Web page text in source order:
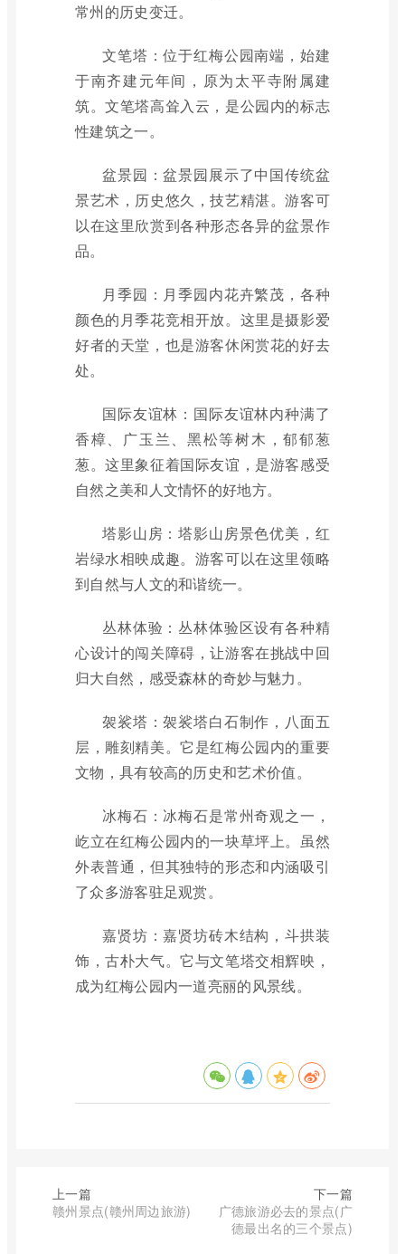
常州的历史变迁。
文笔塔：位于红梅公园南端，始建
于南齐建元年间，原为太平寺附属建
筑。文笔塔高耸入云，是公园内的标志
性建筑之一。
盆景园：盆景园展示了中国传统盆
景艺术，历史悠久，技艺精湛。游客可
以在这里欣赏到各种形态各异的盆景作
品。
月季园：月季园内花卉繁茂，各种
颜色的月季花竞相开放。这里是摄影爱
好者的天堂，也是游客休闲赏花的好去
处。
国际友谊林：国际友谊林内种满了
香樟、广玉兰、黑松等树木，郁郁葱
葱。这里象征着国际友谊，是游客感受
自然之美和人文情怀的好地方。
塔影山房：塔影山房景色优美，红
岩绿水相映成趣。游客可以在这里领略
到自然与人文的和谐统一。
丛林体验：丛林体验区设有各种精
心设计的闯关障碍，让游客在挑战中回
归大自然，感受森林的奇妙与魅力。
袈裟塔：袈裟塔白石制作，八面五
层，雕刻精美。它是红梅公园内的重要
文物，具有较高的历史和艺术价值。
冰梅石：冰梅石是常州奇观之一，
屹立在红梅公园内的一块草坪上。虽然
外表普通，但其独特的形态和内涵吸引
了众多游客驻足观赏。
嘉贤坊：嘉贤坊砖木结构，斗拱装
饰，古朴大气。它与文笔塔交相辉映，
成为红梅公园内一道亮丽的风景线。
上一篇
赣州景点(赣州周边旅游)
下一篇
广德旅游必去的景点(广
德最出名的三个景点)